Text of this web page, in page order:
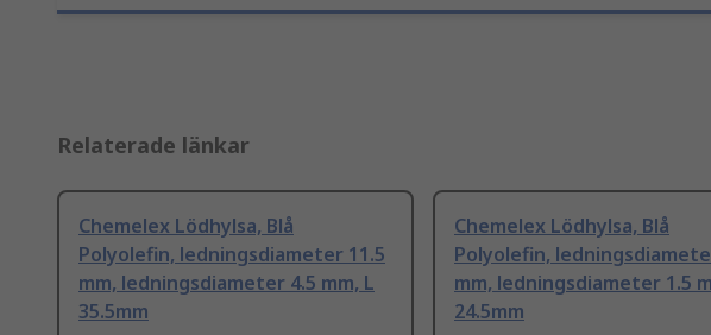
Relaterade länkar
Chemelex Lödhylsa, Blå
Polyolefin, ledningsdiameter 11.5
mm, ledningsdiameter 4.5 mm, L
35.5mm
Chemelex Lödhylsa, Blå
Polyolefin,
mm, ledningsdiameter 1.5
24.5mm